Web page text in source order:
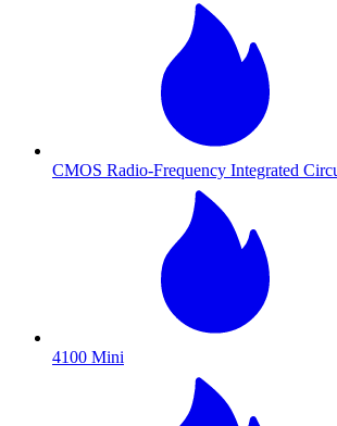
CMOS Radio-Frequency Integrated
4100 Mini